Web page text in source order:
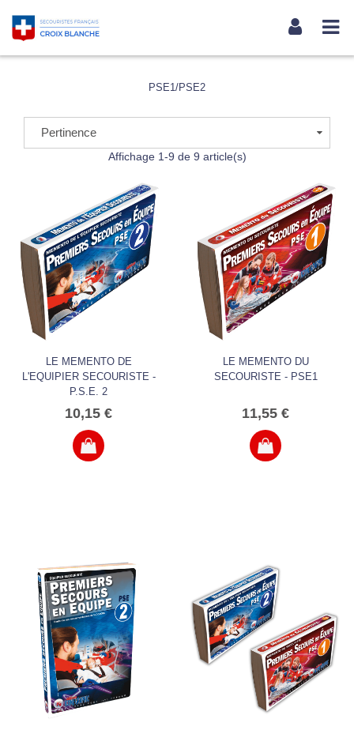
PSE1/PSE2
Pertinence
Affichage 1-9 de 9 article(s)
LE MEMENTO DE
L'EQUIPIER SECOURISTE -
P.S.E. 2
10,15 €
LE MEMENTO DU
SECOURISTE - PSE1
11,55 €